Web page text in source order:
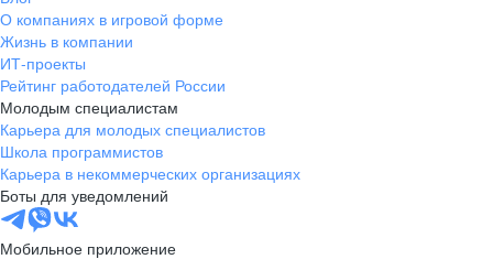
О компаниях в игровой форме
Жизнь в компании
ИТ-проекты
Рейтинг работодателей России
Молодым специалистам
Карьера для молодых специалистов
Школа программистов
Карьера в некоммерческих организациях
Боты для уведомлений
Мобильное приложение